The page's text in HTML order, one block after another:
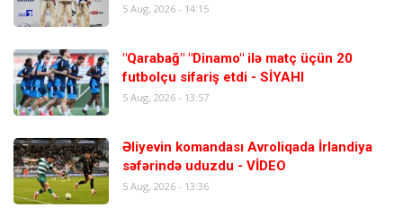
5 Aug, 2026 - 14:15
"Qarabağ" "Dinamo" ilə matç üçün 20
futbolçu sifariş etdi - SİYAHI
5 Aug, 2026 - 13:57
Əliyevin komandası Avroliqada İrlandiya
səfərində uduzdu - VİDEO
5 Aug, 2026 - 13:36